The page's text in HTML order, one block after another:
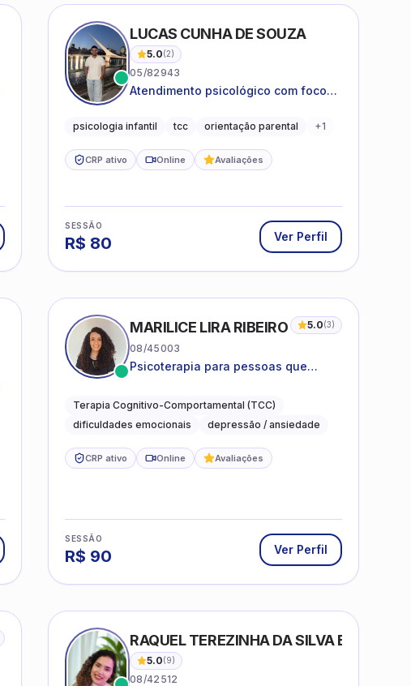
LUCAS CUNHA DE SOUZA
5.0(2)
05/82943
Atendimento psicológico com foco
Comportamental (TCC), promovendo
vida.
psicologia infantil tcc orientação parental +1
CRP ativo Online Avaliações
SESSÃO
R$ 80 Ver Perfil
MARILICE LIRA RIBEIRO 5.0(3)
08/45003
Psicoterapia para pessoas que
lidar com as dificuldades do dia a
dia
Terapia Cognitivo-Comportamental (TCC)
dificuldades emocionais
depressão / ansiedade
CRP ativo Online Avaliações
SESSÃO
R$ 90 Ver Perfil
RAQUEL TEREZINHA DA SILVA BIONDI
5.0(9)
08/42512